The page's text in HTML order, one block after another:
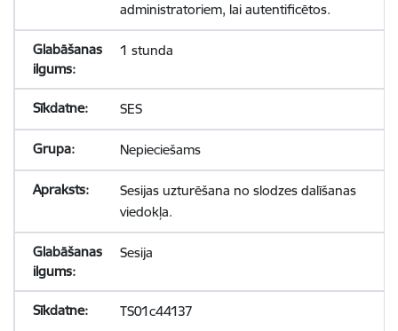
administratoriem, lai autentificētos.
1 stunda
SES
Nepieciešams
Sesijas uzturēšana no slodzes dalīšanas
viedokļa.
Sesija
TS01c44137